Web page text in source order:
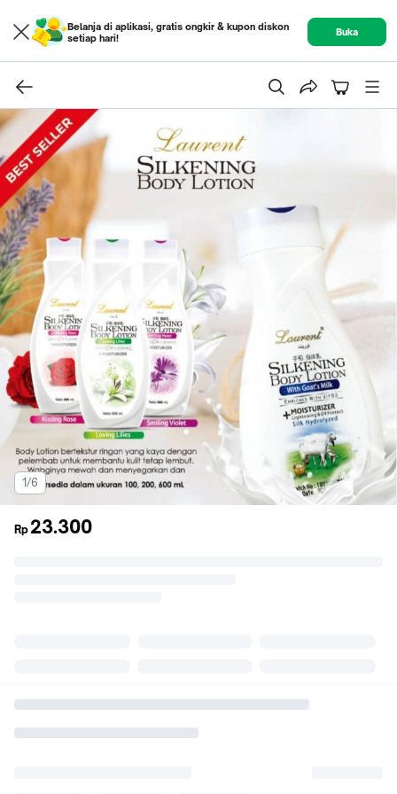
Belanja di aplikasi, gratis ongkir & kupon diskon
setiap hari!
Buka
1/6
Rp 23.300